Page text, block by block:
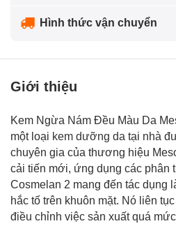
Hình thức vận chuyển
Giới thiệu
Kem Ngừa Nám Đều Màu Da
một loại kem dưỡng da tại nhà
chuyên gia của thương hiệu
cải tiến mới, ứng dụng các phân
Cosmelan 2 mang đến tác dụng
hắc tố trên khuôn mặt. Nó liên
điều chỉnh việc sản xuất quá